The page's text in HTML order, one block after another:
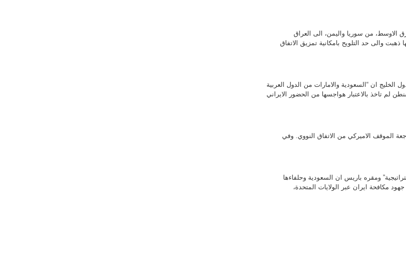
الاوسط، من سوريا واليمن، الى العراق
والى حد التلويح بامكانية تمزيق الاتفاق
ان “السعودية والامارات من الدول العربية
منذ الاتفاق النووي مع ايران (2015) ان واشنطن لم تاخذ بالاعتبار هواجسها من الحضور الايراني
الموقف الاميركي من الاتفاق النووي. وفي
ومقره باريس ان السعودية وحلفاءها
مكافحة ايران عبر الولايات المتحدة،